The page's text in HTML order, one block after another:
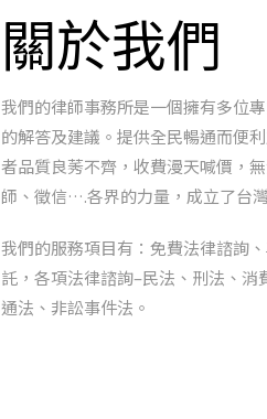
關於我們
我們的律師事務所是一個擁有多位
的解答及建議。提供全民暢通而便
者品質良莠不齊，收費漫天喊價，
師、徵信….各界的力量，成立了台
我們的服務項目有：免費法律諮詢
託，各項法律諮詢–民法、刑法、消
通法、非訟事件法。